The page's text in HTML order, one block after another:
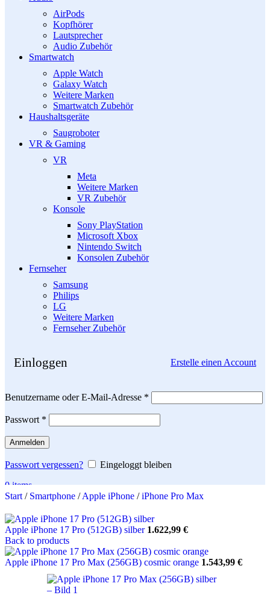
AirPods
Kopfhörer
Lautsprecher
Audio Zubehör
Smartwatch
Apple Watch
Galaxy Watch
Weitere Marken
Smartwatch Zubehör
Haushaltsgeräte
Saugroboter
VR & Gaming
VR
Meta
Weitere Marken
VR Zubehör
Konsole
Sony PlayStation
Microsoft Xbox
Nintendo Switch
Konsolen Zubehör
Fernseher
Samsung
Philips
LG
Weitere Marken
Fernseher Zubehör
Einloggen Erstelle einen Account
Benutzername oder E-Mail-Adresse *
Passwort *
Anmelden
Passwort vergessen?
Eingeloggt bleiben
0items
Search
Start / Smartphone / Apple iPhone / iPhone Pro Max
Apple iPhone 17 Pro (512GB) silber 1.622,99 €
Back to products
Apple iPhone 17 Pro Max (256GB) cosmic orange 1.543,99 €